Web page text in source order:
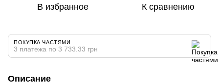
В избранное К сравнению
ПОКУПКА ЧАСТЯМИ
3 платежа по 3 733.33 грн
Описание